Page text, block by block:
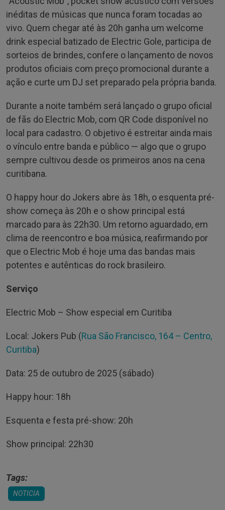
inéditas de músicas que nunca foram tocadas ao
vivo. Quem chegar até às 20h ganha um welcome
drink especial batizado de Electric Gole, participa de
sorteios de brindes, confere o lançamento de novos
produtos oficiais com preço promocional durante a
ação e curte um DJ set preparado pela própria banda.
Durante a noite também será lançado o grupo oficial
de fãs do Electric Mob, com QR Code disponível no
local para cadastro. O objetivo é estreitar ainda mais
o vínculo entre banda e público — algo que o grupo
sempre cultivou desde os primeiros anos na cena
curitibana.
O happy hour do Jokers abre às 18h, o esquenta pré-
show começa às 20h e o show principal está
marcado para às 22h30. Um retorno aguardado, em
clima de reencontro e boa música, reafirmando por
que o Electric Mob é hoje uma das bandas mais
potentes e autênticas do rock brasileiro.
Serviço
Electric Mob – Show especial em Curitiba
Local: Jokers Pub (Rua São Francisco, 164 – Centro,
Curitiba)
Data: 25 de outubro de 2025 (sábado)
Happy hour: 18h
Esquenta e festa pré-show: 20h
Show principal: 22h30
Tags:
NOTICIA